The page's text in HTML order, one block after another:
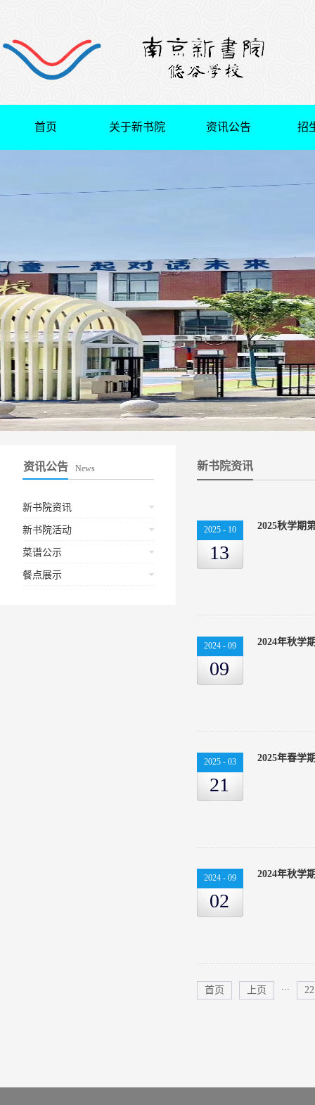
首页 关于新书院 资讯公告 招
资讯公告 News
新书院资讯
新书院活动
菜谱公示
餐点展示
新书院资讯
2025 - 10
13
2025秋学期
2024 - 09
09
2024年秋学
2025 - 03
21
2025年春学
2024 - 09
02
2024年秋学
首页 上页 ... 22